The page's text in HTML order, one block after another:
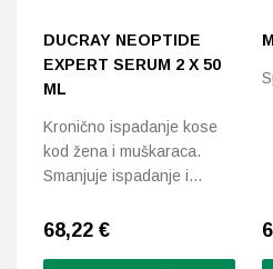
DUCRAY NEOPTIDE
EXPERT SERUM 2 X 50
ML
Kronično ispadanje kose
kod žena i muškaraca.
Smanjuje ispadanje i…
68,22 €